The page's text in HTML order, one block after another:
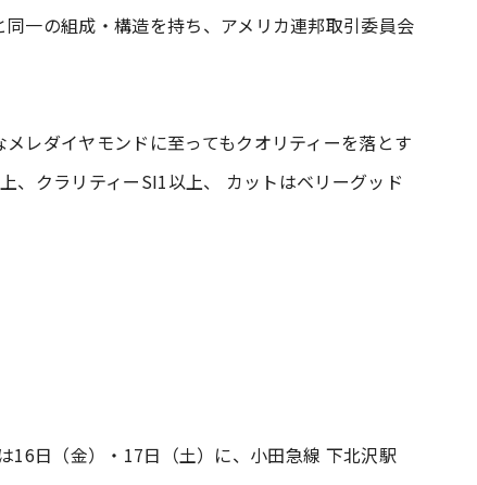
一の組成・構造を持ち、アメリカ連邦取引委員会
レダイヤモンドに至ってもクオリティーを落とす
、クラリティーSI1以上、 カットはベリーグッド
16日（金）・17日（土）に、小田急線 下北沢駅